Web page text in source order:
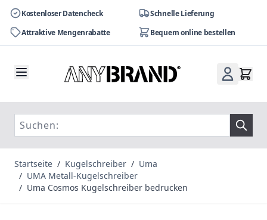
Kostenloser Datencheck
Schnelle Lieferung
Attraktive Mengenrabatte
Bequem online bestellen
Startseite / Kugelschreiber / Uma
/ UMA Metall-Kugelschreiber
/ Uma Cosmos Kugelschreiber bedrucken